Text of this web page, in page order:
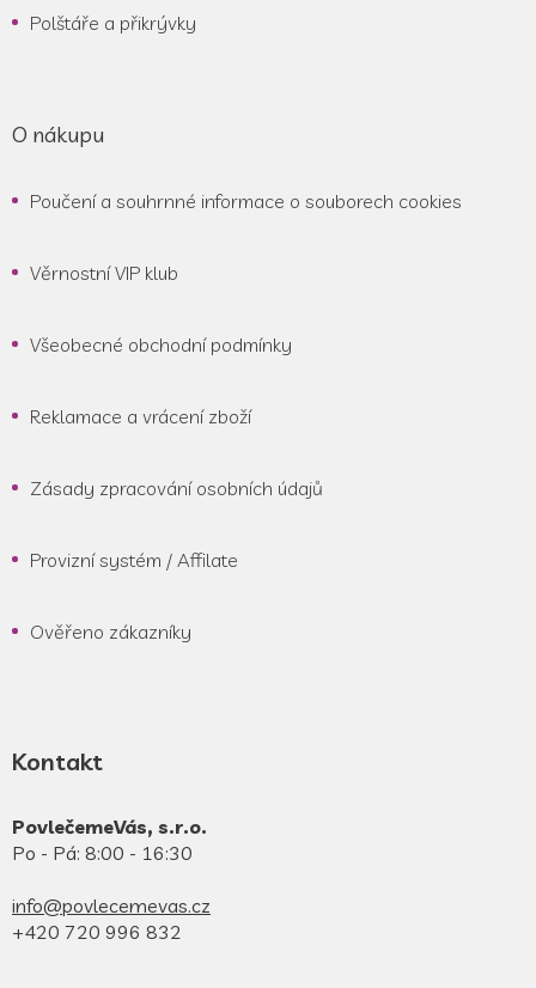
Polštáře a přikrývky
O nákupu
Poučení a souhrnné informace o souborech cookies
Věrnostní VIP klub
Všeobecné obchodní podmínky
Reklamace a vrácení zboží
Zásady zpracování osobních údajů
Provizní systém / Affilate
Ověřeno zákazníky
Kontakt
PovlečemeVás, s.r.o.
Po - Pá: 8:00 - 16:30
info@povlecemevas.cz
+420 720 996 832